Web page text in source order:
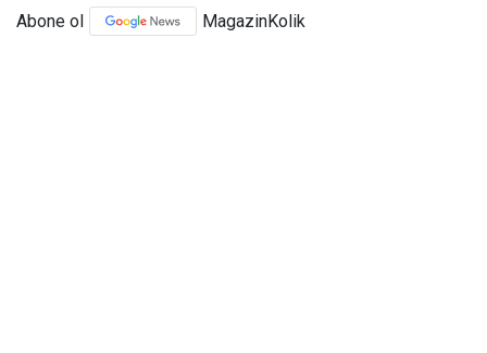
Abone ol MagazinKolik